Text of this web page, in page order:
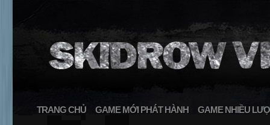
TRANG CHỦ GAME MỚI PHÁT HÀNH GAME NHIỀU